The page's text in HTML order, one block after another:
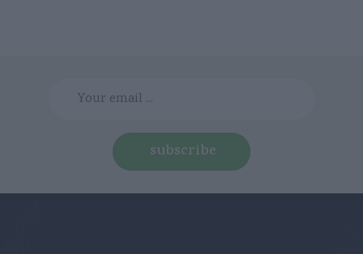
subscribe